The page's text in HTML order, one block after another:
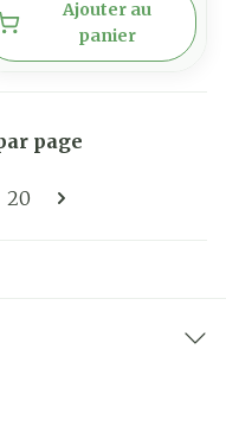
Ajouter au
panier
la page
Page
20
page